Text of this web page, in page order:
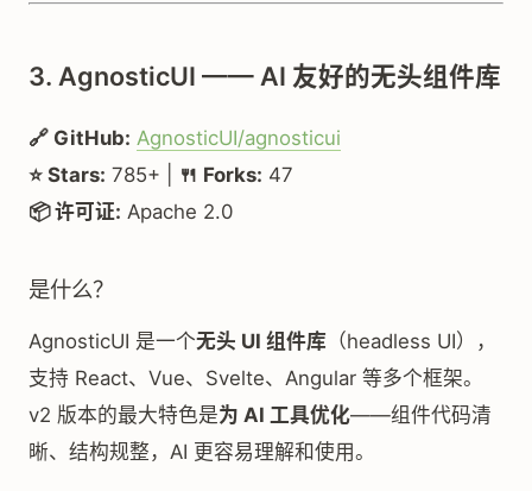
3. AgnosticUI —— AI 友好的无头组件库
🔗 GitHub: AgnosticUI/agnosticui
⭐ Stars: 785+ | 🍴 Forks: 47
📦 许可证: Apache 2.0
是什么？
AgnosticUI 是一个无头 UI 组件库 （headless UI），
支持 React、Vue、Svelte、Angular 等多个框架。
v2 版本的最大特色是为 AI 工具优化——组件代码清
晰、结构规整，AI 更容易理解和使用。